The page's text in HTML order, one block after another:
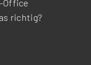
Office
richtig?